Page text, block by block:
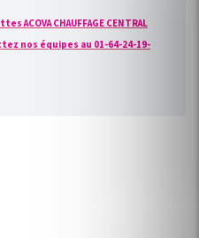
CHAUFFAGE CENTRAL
nos équipes au 01-64-24-19-